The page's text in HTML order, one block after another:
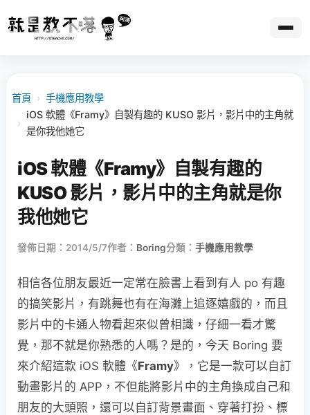
首頁 › 手機應用教學
›
iOS 軟體《Framy》自製有趣的 KUSO 影片，影片中的主角就
是你我他她它
iOS 軟體《Framy》自製有趣的
KUSO 影片，影片中的主角就是你
我他她它
發佈日期：2014/5/7作者： Boring分類： 手機應用教學
相信各位朋友最近一定常在臉書上看到有人 po 有趣
的搞笑影片，有跳舞也有在海灘上追逐嬉戲的，而且
影片中的卡通人物看起來似曾相識，仔細一看才驚
覺，那不就是你熟悉的人嗎？是的，今天 Boring 要
來介紹這款 iOS 軟體《Framy》，它是一款可以自訂
動畫影片的 APP，不但能將影片中的主角換成自己和
朋友的大頭照，還可以自訂背景畫面、穿著打扮、標